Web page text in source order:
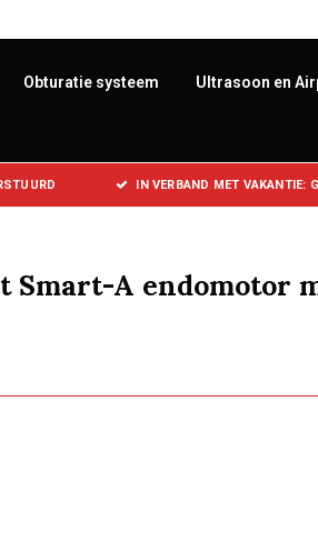
Obturatie systeem Ultrasoon en
IN VERBAND MET VAKANTIE:
Smart-A endomotor